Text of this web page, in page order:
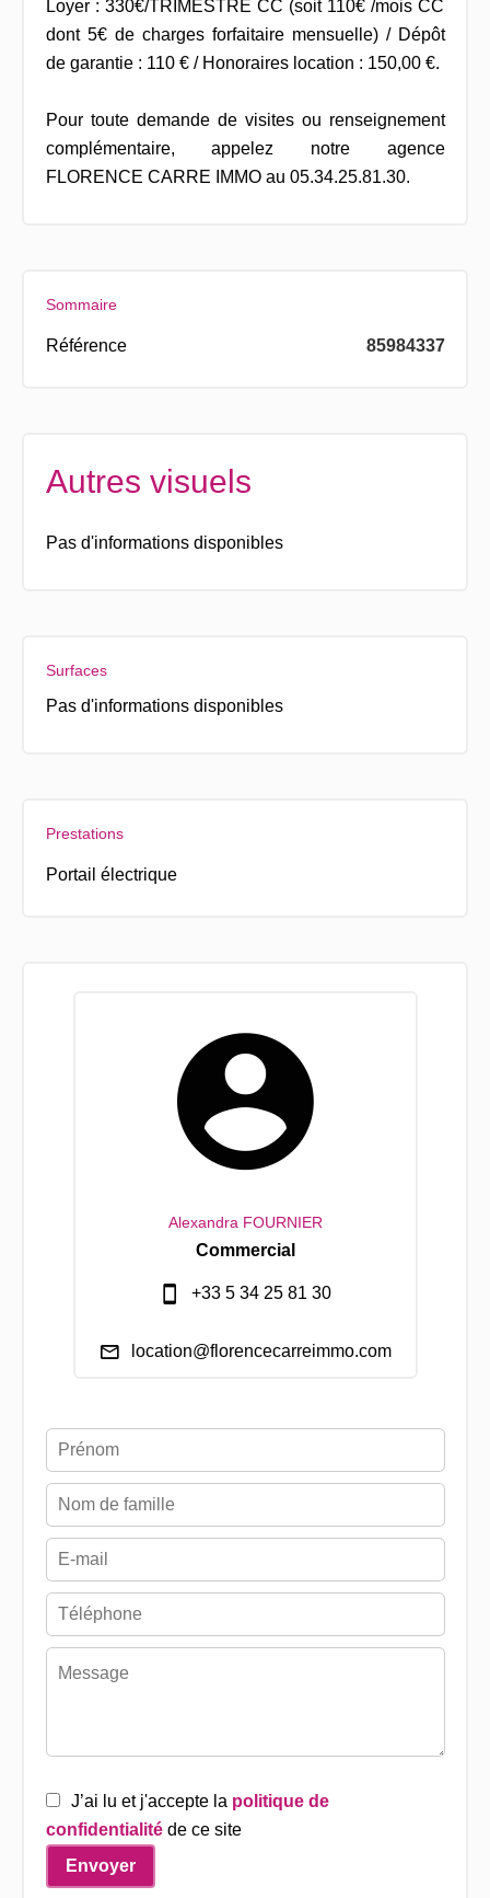
Loyer : 330€/TRIMESTRE CC (soit 110€ /mois CC
dont 5€ de charges forfaitaire mensuelle) / Dépôt
de garantie : 110 € / Honoraires location : 150,00 €.
Pour toute demande de visites ou renseignement
complémentaire, appelez notre agence
FLORENCE CARRE IMMO au 05.34.25.81.30.
Sommaire
Référence 85984337
Autres visuels
Pas d'informations disponibles
Surfaces
Pas d'informations disponibles
Prestations
Portail électrique
Alexandra FOURNIER
Commercial
+33 5 34 25 81 30
location@florencecarreimmo.com
J’ai lu et j'accepte la politique de
confidentialitéde ce site
Envoyer